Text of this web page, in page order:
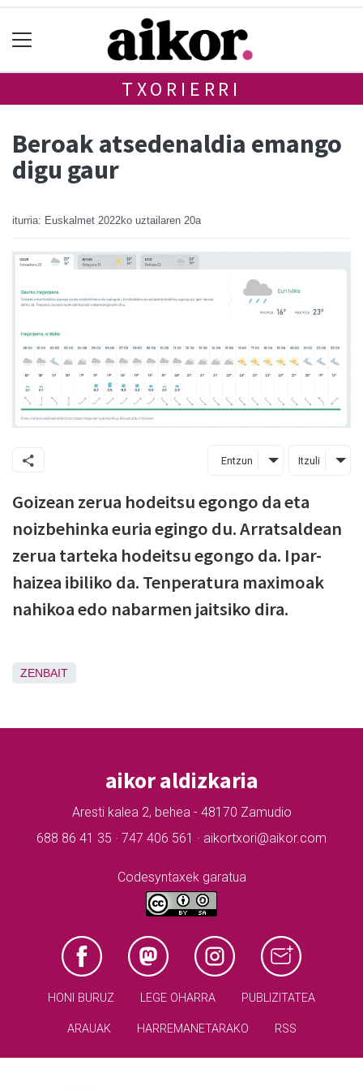
TXORIERRI
Beroak atsedenaldia emango
digu gaur
iturria: Euskalmet 2022ko uztailaren 20a
Entzun Itzuli
Goizean zerua hodeitsu egongo da eta
noizbehinka euria egingo du. Arratsaldean
zerua tarteka hodeitsu egongo da. Ipar-
haizea ibiliko da. Tenperatura maximoak
nahikoa edo nabarmen jaitsiko dira.
ZENBAIT
aikor aldizkaria
Aresti kalea 2, behea - 48170 Zamudio
688 86 41 35 · 747 406 561 · aikortxori@aikor.com
Codesyntaxek garatua
HONI BURUZ LEGE OHARRA PUBLIZITATEA
ARAUAK HARREMANETARAKO RSS